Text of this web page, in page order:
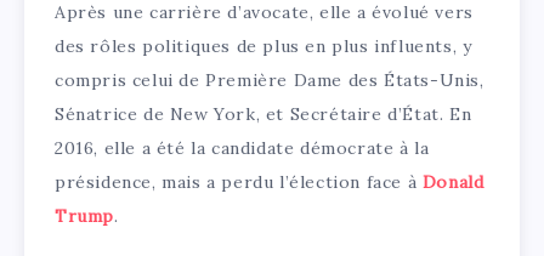
Après une carrière d’avocate, elle a évolué vers
des rôles politiques de plus en plus influents, y
compris celui de Première Dame des États-Unis,
Sénatrice de New York, et Secrétaire d’État. En
2016, elle a été la candidate démocrate à la
présidence, mais a perdu l’élection face à Donald
Trump.